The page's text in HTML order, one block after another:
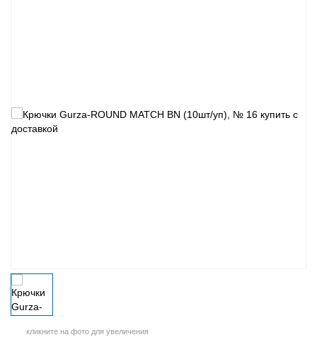
кликните на фото для увеличения